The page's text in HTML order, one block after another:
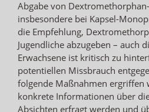
Abgabe von
insbesondere bei Kapsel-
die Empfehlung,
Jugendliche abzugeben – auch
Erwachsene ist kritisch zu
potentiellen Missbrauch
folgende Maßnahmen ergriffen
konkrete Informationen über
Absichten erfragt werden und